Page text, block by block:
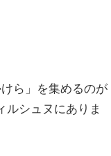
ら」を集めるのが
ルシュヌにありま